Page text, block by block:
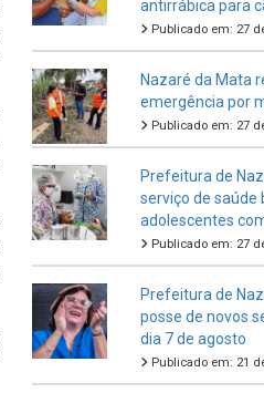
antirrábica para
Publicado em: 27
Nazaré da Mata
emergência por
Publicado em: 27
Prefeitura de
serviço de saúde
adolescentes
Publicado em: 27
Prefeitura de
posse de novos
dia 7 de agosto
Publicado em: 21